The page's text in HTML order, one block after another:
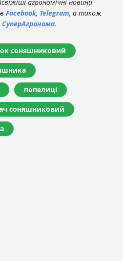
агрономічні новини
Facebook, Telegram, а також
.
соняшниковий
попелиці
соняшниковий